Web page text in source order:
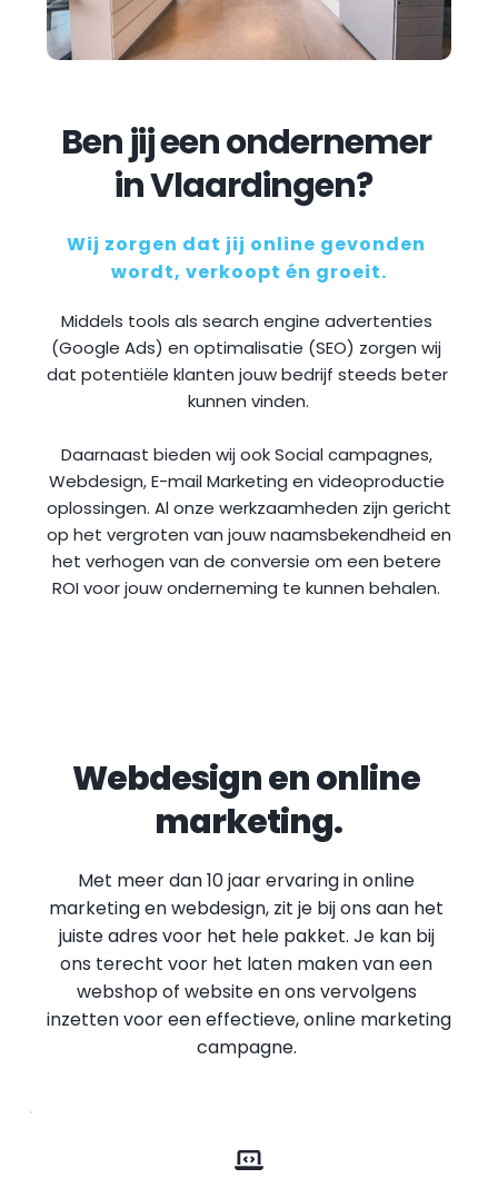
Ben jij een ondernemer
in Vlaardingen?
Wij zorgen dat jij online gevonden
wordt, verkoopt én groeit.
Middels tools als search engine advertenties
(Google Ads) en optimalisatie (SEO) zorgen wij
dat potentiële klanten jouw bedrijf steeds beter
kunnen vinden.
Daarnaast bieden wij ook Social campagnes,
Webdesign, E-mail Marketing en videoproductie
oplossingen. Al onze werkzaamheden zijn gericht
op het vergroten van jouw naamsbekendheid en
het verhogen van de conversie om een betere
ROI voor jouw onderneming te kunnen behalen.
Webdesign en online
marketing.
Met meer dan 10 jaar ervaring in online
marketing en webdesign, zit je bij ons aan het
juiste adres voor het hele pakket. Je kan bij
ons terecht voor het laten maken van een
webshop of website en ons vervolgens
inzetten voor een effectieve, online marketing
campagne.